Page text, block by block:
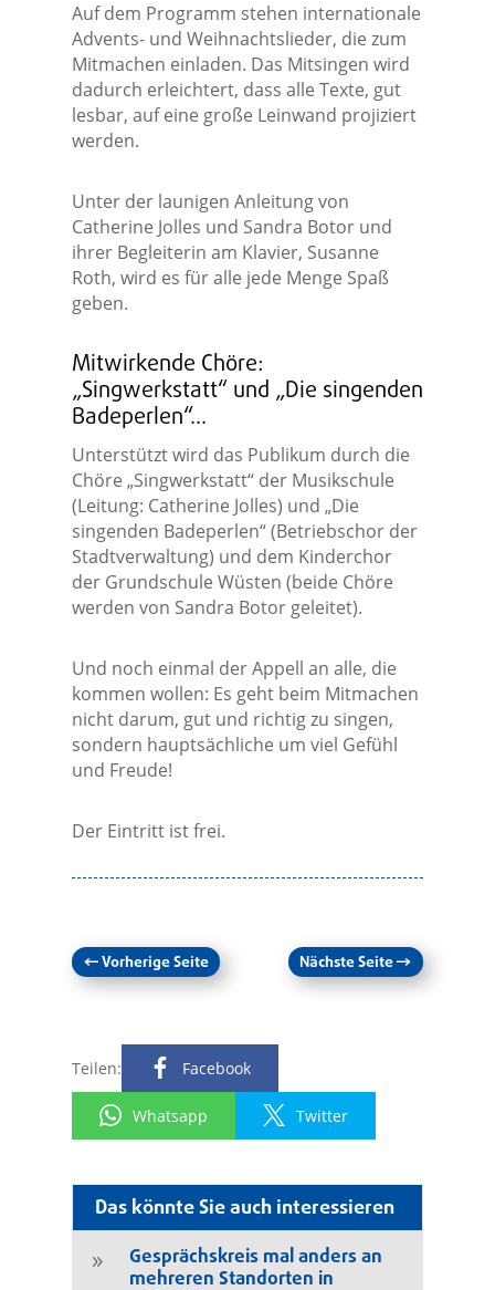
Das könnte Sie auch interessieren
9
Gesprächskreis mal anders an
mehreren Standorten in
Auf dem Programm stehen internationale
Advents- und Weihnachtslieder, die zum
Mitmachen einladen. Das Mitsingen wird
dadurch erleichtert, dass alle Texte, gut
lesbar, auf eine große Leinwand projiziert
werden.
Unter der launigen Anleitung von
Catherine Jolles und Sandra Botor und
ihrer Begleiterin am Klavier, Susanne
Roth, wird es für alle jede Menge Spaß
geben.
Mitwirkende Chöre:
„Singwerkstatt“ und „Die singenden
Badeperlen“…
Unterstützt wird das Publikum durch die
Chöre „Singwerkstatt“ der Musikschule
(Leitung: Catherine Jolles) und „Die
singenden Badeperlen“ (Betriebschor der
Stadtverwaltung) und dem Kinderchor
der Grundschule Wüsten (beide Chöre
werden von Sandra Botor geleitet).
Und noch einmal der Appell an alle, die
kommen wollen: Es geht beim Mitmachen
nicht darum, gut und richtig zu singen,
sondern hauptsächliche um viel Gefühl
und Freude!
Der Eintritt ist frei.
←Vorherige Seite Nächste Seite→
Teilen: Facebook
Whatsapp Twitter